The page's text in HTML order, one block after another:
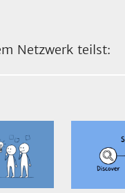
Netzwerk teilst: